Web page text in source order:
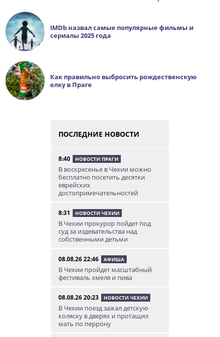
IMDb назвал самые популярные фильмы и
сериалы 2025 года
Как правильно выбросить рождественскую
елку в Праге
ПОСЛЕДНИЕ НОВОСТИ
8:40 НОВОСТИ ПРАГИ
В воскресенье в Чехии можно
бесплатно посетить десятки
еврейских
достопримечательностей
8:31 НОВОСТИ ЧЕХИИ
В Чехии прокурор пойдет под
суд за издевательства над
собственными детьми
08.08.26 22:46 АФИША
В Чехии пройдет масштабный
фестиваль хмеля и пива
08.08.26 20:23 НОВОСТИ ЧЕХИИ
В Чехии поезд зажал детскую
коляску в дверях и протащил
мать по перрону